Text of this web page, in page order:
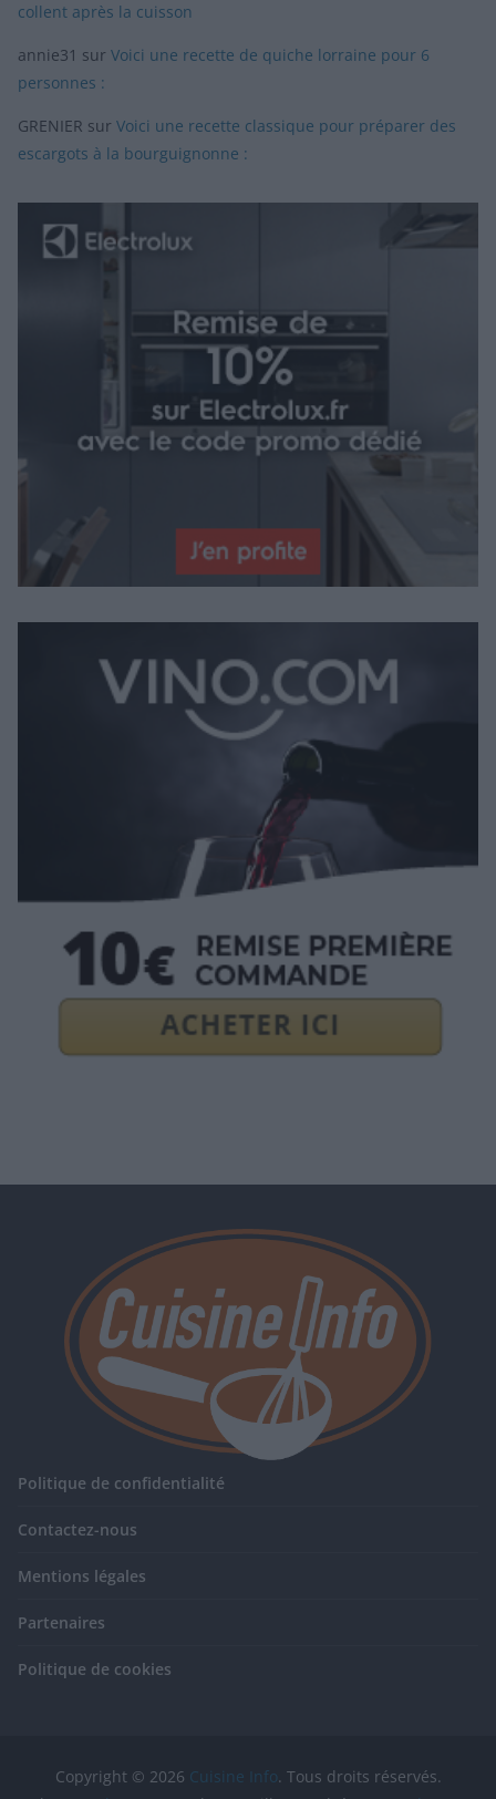
collent après la cuisson
annie31 sur Voici une recette de quiche lorraine pour 6
personnes :
GRENIER sur Voici une recette classique pour préparer des
escargots à la bourguignonne :
Politique de confidentialité
Contactez-nous
Mentions légales
Partenaires
Politique de cookies
Copyright © 2026 Cuisine Info. Tous droits réservés.